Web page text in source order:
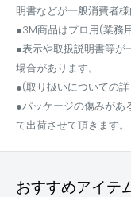
明書などが一般消費者
●3M商品はプロ用(業務
●表示や取扱説明書等が
場合があります。
●(取り扱いについての
●パッケージの傷みがあ
て出荷させて頂きます。
おすすめアイテ